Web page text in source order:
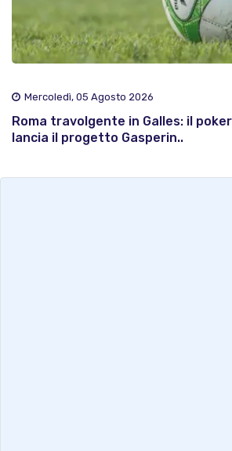
Mercoledì, 05 Agosto 2026
Roma travolgente in Galles: il
lancia il progetto Gasperin..